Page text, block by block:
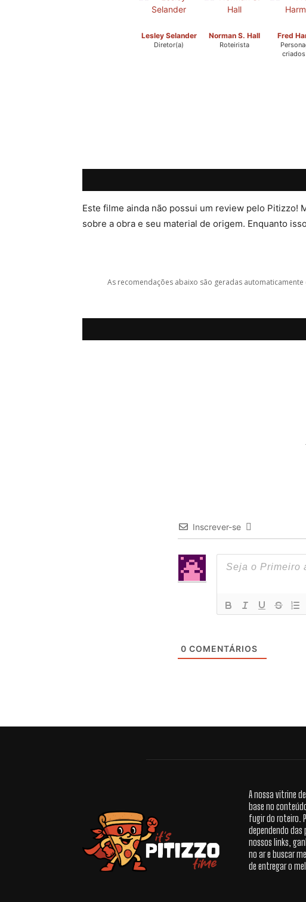
Lesley Selander
Diretor(a)
Norman S. Hall
Roteirista
Fred
Este filme ainda não possui um review pelo Pitizzo!
sobre a obra e seu material de origem. Enquanto
As recomendações abaixo são geradas
Inscrever-se
0 COMENTÁRIOS
A nossa vitrine
base no
fugir do roteiro.
dependendo
nossos links,
no ar e buscar
de entregar o